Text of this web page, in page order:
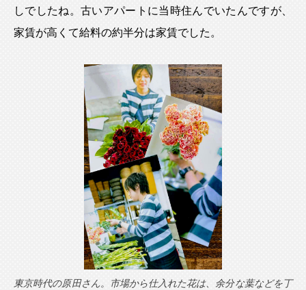
しでしたね。古いアパートに当時住んでいたんですが、
家賃が高くて給料の約半分は家賃でした。
東京時代の原田さん。市場から仕入れた花は、余分な葉などを丁